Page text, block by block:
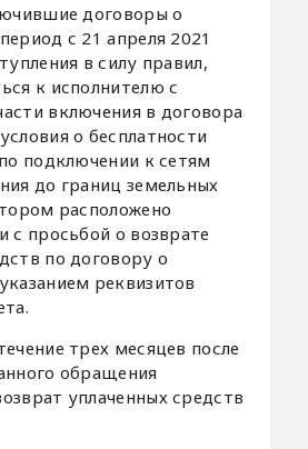
договоры о
с 21 апреля 2021
в силу правил,
к исполнителю с
включения в договора
о бесплатности
подключении к сетям
до границ земельных
расположено
с просьбой о возврате
по договору о
реквизитов
трех месяцев после
обращения
уплаченных средств